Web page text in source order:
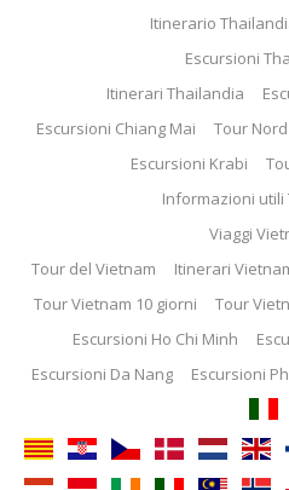
Itinerario
Escursioni
Itinerari Thailandia
Escursioni Chiang Mai
Tour
Escursioni Krabi
Informazioni utili
Viaggi
Tour del Vietnam
Itinerari
Tour Vietnam 10 giorni
Tour
Escursioni Ho Chi Minh
Escursioni Da Nang
Escursioni